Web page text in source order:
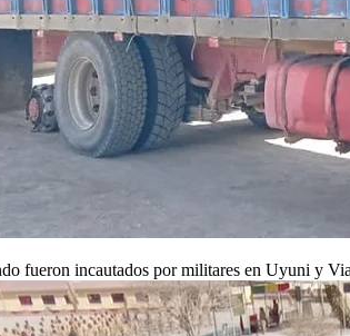
fueron incautados por militares en Uyuni y